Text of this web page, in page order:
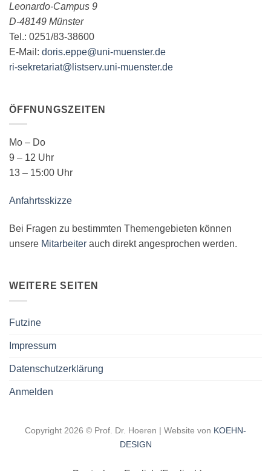
Leonardo-Campus 9
D-48149 Münster
Tel.: 0251/83-38600
E-Mail: doris.eppe@uni-muenster.de
ri-sekretariat@listserv.uni-muenster.de
ÖFFNUNGSZEITEN
Mo – Do
9 – 12 Uhr
13 – 15:00 Uhr
Anfahrtsskizze
Bei Fragen zu bestimmten Themengebieten können
unsere Mitarbeiter auch direkt angesprochen werden.
WEITERE SEITEN
Futzine
Impressum
Datenschutzerklärung
Anmelden
Copyright 2026 © Prof. Dr. Hoeren | Website von KOEHN-
DESIGN